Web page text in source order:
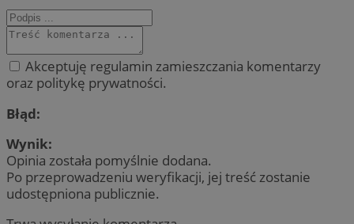
Akceptuję regulamin zamieszczania komentarzy
oraz politykę prywatności.
Błąd:
Wynik:
Opinia została pomyślnie dodana.
Po przeprowadzeniu weryfikacji, jej treść zostanie
udostępniona publicznie.